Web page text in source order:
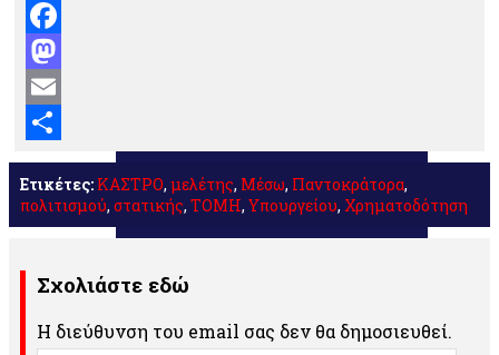
Facebook
Mastodon
Email
Μοιραστείτε
Ετικέτες: ΚΑΣΤΡΟ, μελέτης, Μέσω, Παντοκράτορα,
πολιτισμού, στατικής, ΤΟΜΗ, Υπουργείου, Χρηματοδότηση
Σχολιάστε εδώ
Η διεύθυνση του email σας δεν θα δημοσιευθεί.